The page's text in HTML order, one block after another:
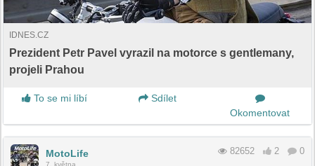
IDNES.CZ
Prezident Petr Pavel vyrazil na motorce s gentlemany,
projeli Prahou
To se mi líbí
Sdílet
Okomentovat
MotoLife
7. května
82652 2 0